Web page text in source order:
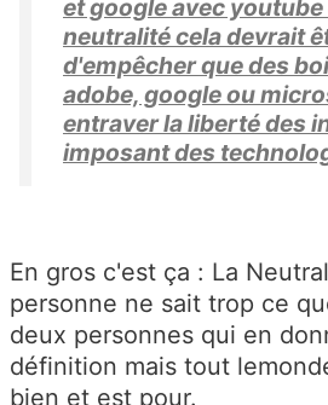
et google avec
neutralité cela devrait
d'empêcher que des
adobe, google ou
entraver la liberté des
imposant des
En gros c'est ça : La
personne ne sait trop ce
deux personnes qui en
définition mais tout
bien et est pour.